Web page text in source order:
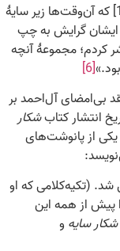
درآمد شمارهٔ نوروز 24[13] که آن‌وقت‌ها زیر سایهٔ
گرایش به چپ
کردم؛ مجموعهٔ آنچه
[6]
نقد بی‌امضای آل‌احمد بر
انتشار کتابشکار
در یکی از پانوشت‌های
شد. (تکیه‌کلامی که او
پیش از همه این
شکار سایه و